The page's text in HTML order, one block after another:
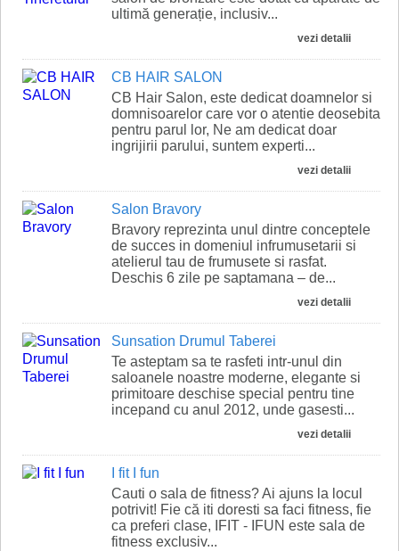
ultimă generație, inclusiv...
vezi detalii
CB HAIR SALON
CB Hair Salon, este dedicat doamnelor si
domnisoarelor care vor o atentie deosebita
pentru parul lor, Ne am dedicat doar
ingrijirii parului, suntem experti...
vezi detalii
Salon Bravory
Bravory reprezinta unul dintre conceptele
de succes in domeniul infrumusetarii si
atelierul tau de frumusete si rasfat.
Deschis 6 zile pe saptamana – de...
vezi detalii
Sunsation Drumul Taberei
Te asteptam sa te rasfeti intr-unul din
saloanele noastre moderne, elegante si
primitoare deschise special pentru tine
incepand cu anul 2012, unde gasesti...
vezi detalii
I fit I fun
Cauti o sala de fitness? Ai ajuns la locul
potrivit! Fie că iti doresti sa faci fitness, fie
ca preferi clase, IFIT - IFUN este sala de
fitness exclusiv...